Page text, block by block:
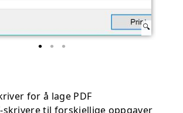
for å lage PDF
skrivere til forskjellige oppgaver